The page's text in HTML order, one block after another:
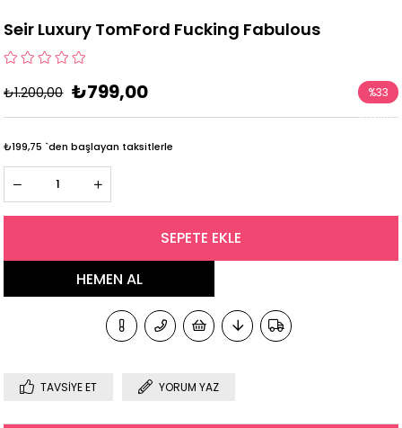
Seir Luxury TomFord Fucking Fabulous
₺1.200,00 ₺799,00 %33
İndirim
₺199,75 `den başlayan taksitlerle
TAVSIYE ET YORUM YAZ